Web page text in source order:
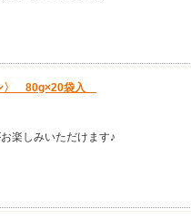
ン〉 80g×20袋入
楽しみいただけます♪